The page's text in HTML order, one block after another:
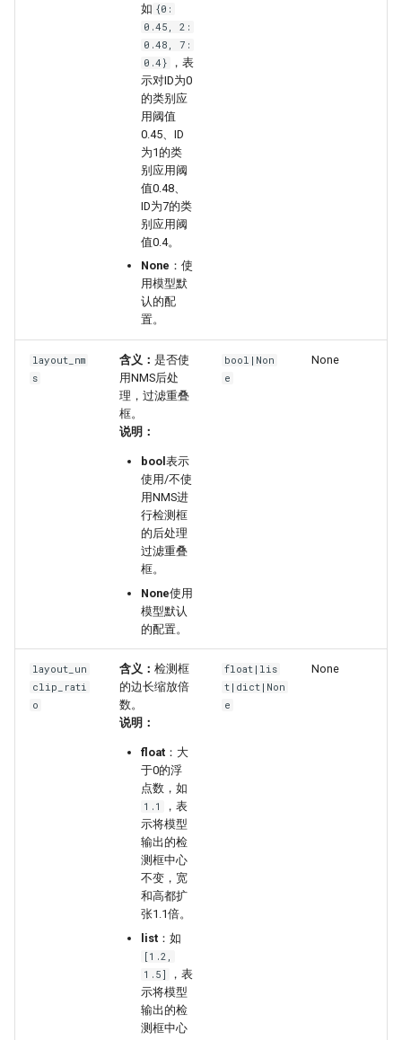
如 {0:
0.45, 2:
0.48, 7:
0.4}
，表
示对ID为0
的类别应
用阈值
0.45、ID
为1的类
别应用阈
值0.48、
ID为7的类
别应用阈
值0.4。
None ：使
用模型默
认的配
置。
layout_nm
s
含义： 是否使
用NMS后处
理，过滤重叠
框。
说明：
bool 表示
使用/不使
用NMS进
行检测框
的后处理
过滤重叠
框。
None使用
模型默认
的配置。
bool|Non
e
None
layout_un
clip_rati
o
含义： 检测框
的边长缩放倍
数。
说明：
float ：大
于0的浮
点数，如
1.1
，表
示将模型
输出的检
测框中心
不变，宽
和高都扩
张1.1倍。
list ：如
[1.2,
1.5]
，表
示将模型
输出的检
测框中心
float|lis
t|dict|Non
e
None